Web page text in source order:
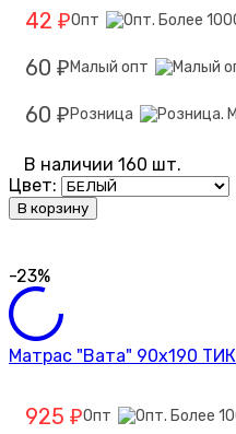
42 ₽Опт
60 ₽ Малый опт
60 ₽ Розница
В наличии 160 шт.
Цвет:
В корзину
-23%
Матрас "Вата" 90х190 ТИК
925 ₽Опт